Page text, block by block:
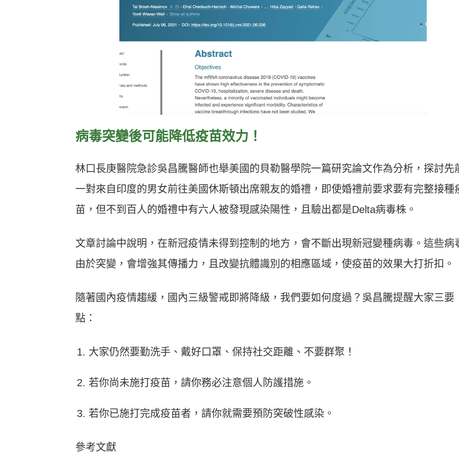
病毒突變後可能降低疫苗效力！
林口長庚醫院急診吳昌騰醫師也舉美國的貝勒醫學院一篇研究論文作為分析，探討先
一對來自印度的男女前往美國休斯頓出席親友的婚禮，即使婚禮前要求要有完整接種
苗，但不到百人的婚禮中有六人被發現感染陽性，且驗出都是Delta病毒株。
文章討論中說明，在新冠疫情未得到控制的地方，會不斷出現新冠變種病毒。這些病
由於突變，會增強其傳播力，且改變抗體識別的相應區域，使疫苗的效果大打折扣。
隨著國內疫情趨緩，國內三級警戒即將降級，我們要如何度過？吳昌騰提醒大家三要
點：
大家仍然要勤洗手、戴好口罩、保持社交距離、不要群聚！
若你尚未施打疫苗，請你務必注意個人防護措施。
若你已施打完成疫苗者，請你就需要預防突破性感染。
參考文獻